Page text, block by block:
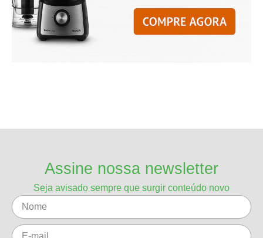
Assine nossa newsletter
Seja avisado sempre que surgir conteúdo novo